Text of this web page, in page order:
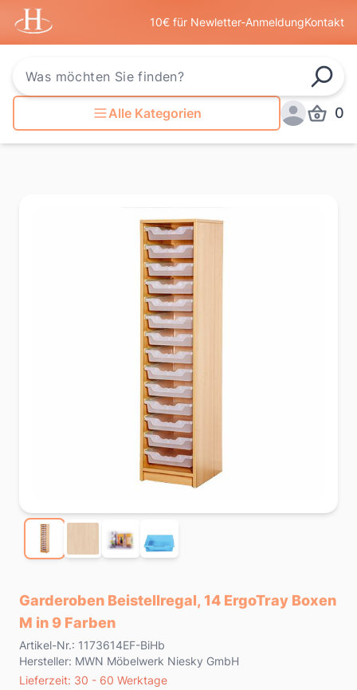
Startseite
10€ für Newletter-AnmeldungKontakt
Alle Kategorien
0
Garderoben Beistellregal, 14 ErgoTray Boxen
M in 9 Farben
Product information
Artikel-Nr.: 1173614EF-BiHb
Hersteller: MWN Möbelwerk Niesky GmbH
Lieferzeit
Lieferzeit: 30 - 60 Werktage